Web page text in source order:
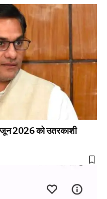
जून 2026 को उतरकाशी